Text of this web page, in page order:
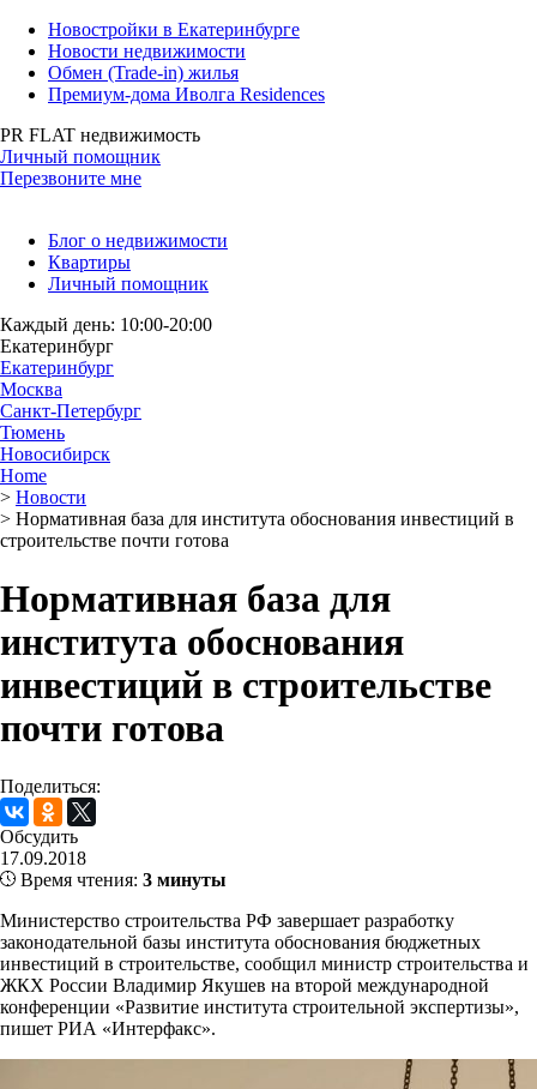
Новостройки в Екатеринбурге
Новости недвижимости
Обмен (Trade-in) жилья
Премиум-дома Иволга Residences
PR FLAT недвижимость
Личный помощник
Перезвоните мне
Блог о недвижимости
Квартиры
Личный помощник
Каждый день: 10:00-20:00
Екатеринбург
Екатеринбург
Москва
Санкт-Петербург
Тюмень
Новосибирск
Home
> Новости
> Нормативная база для института обоснования инвестиций в
строительстве почти готова
Нормативная база для
института обоснования
инвестиций в строительстве
почти готова
Поделиться:
Обсудить
17.09.2018
Время чтения: 3 минуты
Министерство строительства РФ завершает разработку
законодательной базы института обоснования бюджетных
инвестиций в строительстве, сообщил министр строительства и
ЖКХ России Владимир Якушев на второй международной
конференции «Развитие института строительной экспертизы»,
пишет РИА «Интерфакс».